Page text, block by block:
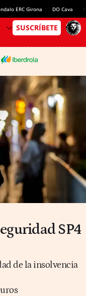
ERC Girona DO Cava
SP4
de la insolvencia